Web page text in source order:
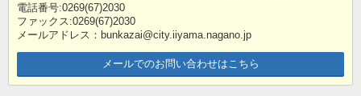
電話番号:0269(67)2030
ファックス:0269(67)2030
メールアドレス：bunkazai@city.iiyama.nagano.jp
メールでのお問い合わせはこちら